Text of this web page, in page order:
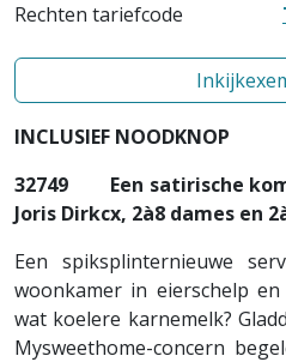
Rechten tariefcode
INCLUSIEF NOODKNOP
32749
Een satirische
Joris Dirkcx, 2à8 dames en
Een spiksplinternieuwe
woonkamer in eierschelp
wat koelere karnemelk?
Mysweethome-concern